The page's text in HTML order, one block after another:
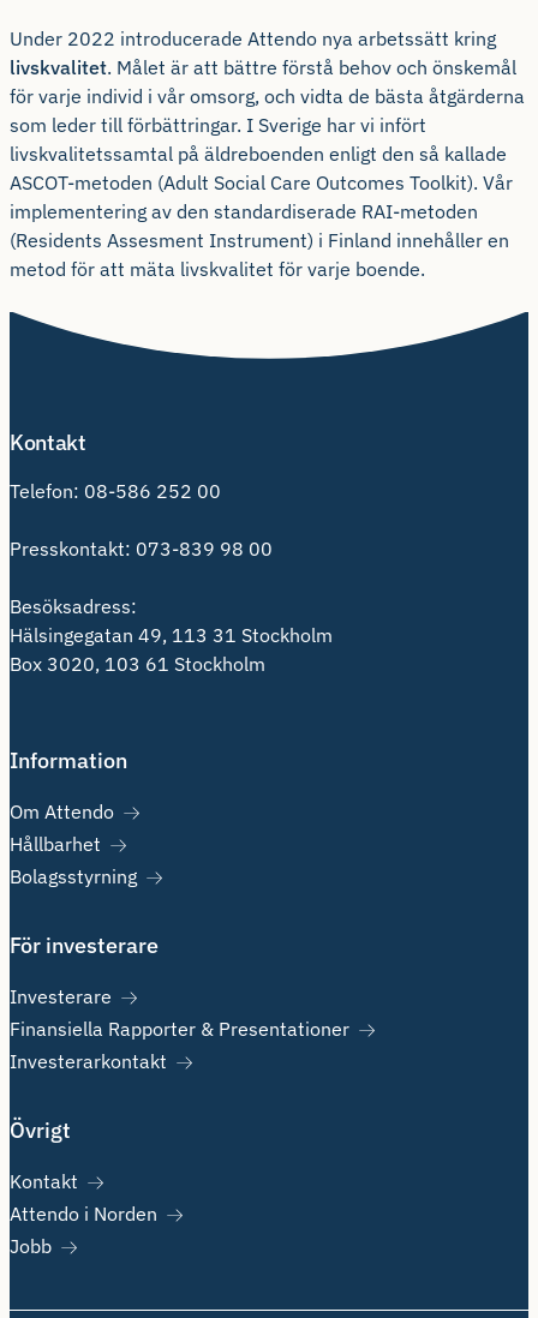
Under 2022 introducerade Attendo nya arbetssätt kring
livskvalitet. Målet är att bättre förstå behov och önskemål
för varje individ i vår omsorg, och vidta de bästa åtgärderna
som leder till förbättringar. I Sverige har vi infört
livskvalitetssamtal på äldreboenden enligt den så kallade
ASCOT-metoden (Adult Social Care Outcomes Toolkit). Vår
implementering av den standardiserade RAI-metoden
(Residents Assesment Instrument) i Finland innehåller en
metod för att mäta livskvalitet för varje boende.
Kontakt
Telefon: 08-586 252 00
Presskontakt: 073-839 98 00
Besöksadress:
Hälsingegatan 49, 113 31 Stockholm
Box 3020, 103 61 Stockholm
Information
Om Attendo
Hållbarhet
Bolagsstyrning
För investerare
Investerare
Finansiella Rapporter & Presentationer
Investerarkontakt
Övrigt
Kontakt
Attendo i Norden
Jobb